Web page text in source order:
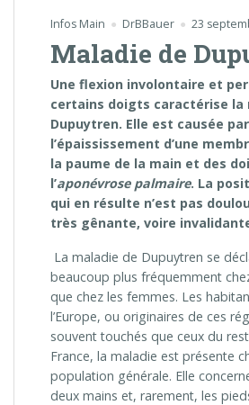
Infos Main DrBBauer 23
Maladie de
Une flexion involontaire et
certains doigts caractérise la
Dupuytren. Elle est causée par
l’épaississement d’une
la paume de la main et des
l’aponévrose palmaire. La
qui en résulte n’est pas
très gênante, voire
La maladie de Dupuytren se
beaucoup plus fréquemment
que chez les femmes. Les
l’Europe, ou originaires de ces
souvent touchés que ceux du
France, la maladie est présente
population générale. Elle
deux mains et, rarement, les